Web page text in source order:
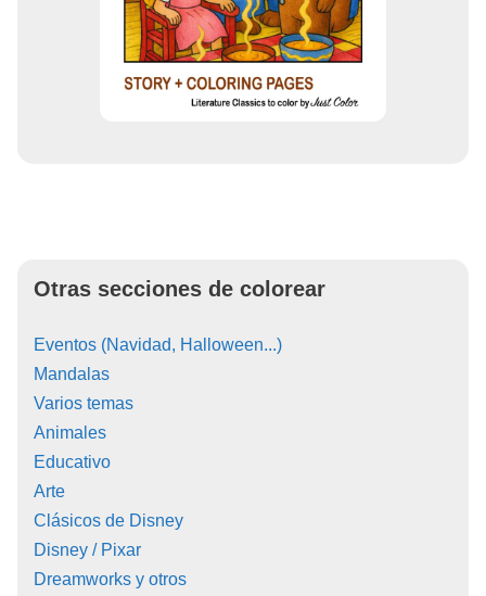
Otras secciones de colorear
Eventos (Navidad, Halloween...)
Mandalas
Varios temas
Animales
Educativo
Arte
Clásicos de Disney
Disney / Pixar
Dreamworks y otros